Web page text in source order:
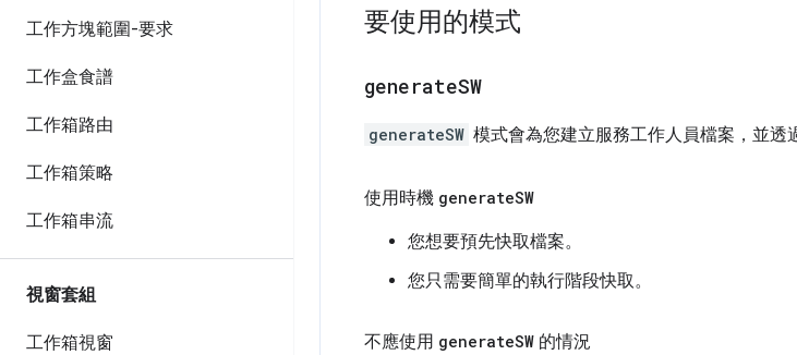
工作方塊範圍-要求
工作盒食譜
工作箱路由
工作箱策略
工作箱串流
視窗套組
工作箱視窗
要使用的模式
generateSW
generateSW 模式會為您建立服務工作人員檔案，並透
使用時機 generateSW
您想要預先快取檔案。
您只需要簡單的執行階段快取。
不應使用 generateSW 的情況